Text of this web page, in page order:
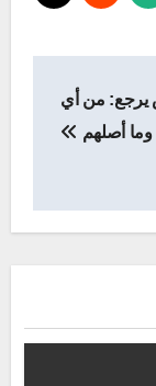
يرجع: من أي
وما أصلهم